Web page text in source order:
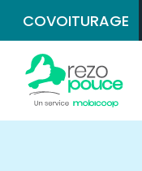
COVOITURAGE